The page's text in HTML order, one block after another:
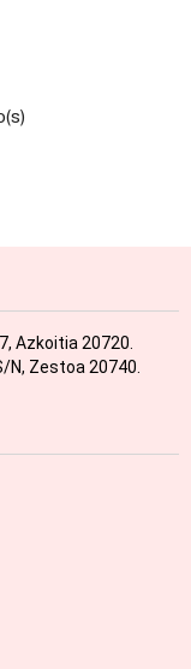
Azkoitia 20720.
Zestoa 20740.